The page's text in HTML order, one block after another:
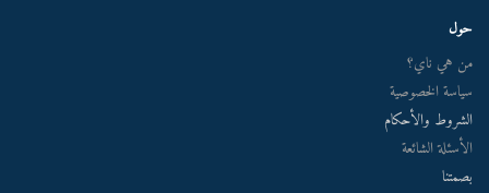
حول
من هي ناي؟
سياسة الخصوصية
الشروط والأحكام
الأسئلة الشائعة
بصمتنا